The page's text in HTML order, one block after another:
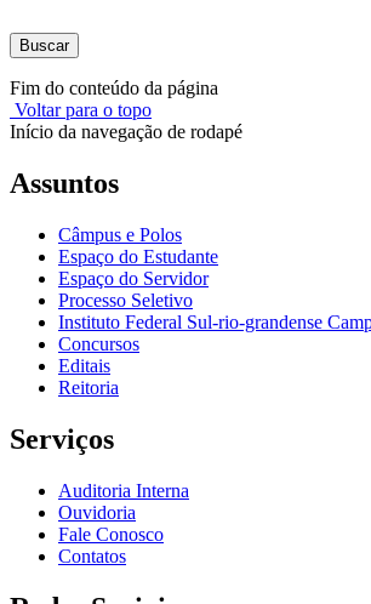
Buscar
Fim do conteúdo da página
Voltar para o topo
Início da navegação de rodapé
Assuntos
Câmpus e Polos
Espaço do Estudante
Espaço do Servidor
Processo Seletivo
Instituto Federal Sul-rio-grandense
Concursos
Editais
Reitoria
Serviços
Auditoria Interna
Ouvidoria
Fale Conosco
Contatos